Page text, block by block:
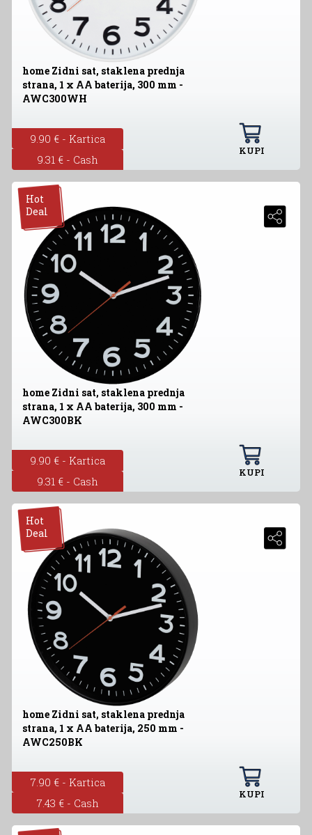
home Zidni sat, staklena prednja
strana, 1 x AA baterija, 300 mm -
AWC300WH
9.90 € - Kartica
9.31 € - Cash
KUPI
Hot
Deal
home Zidni sat, staklena prednja
strana, 1 x AA baterija, 300 mm -
AWC300BK
9.90 € - Kartica
9.31 € - Cash
KUPI
Hot
Deal
home Zidni sat, staklena prednja
strana, 1 x AA baterija, 250 mm -
AWC250BK
7.90 € - Kartica
7.43 € - Cash
KUPI